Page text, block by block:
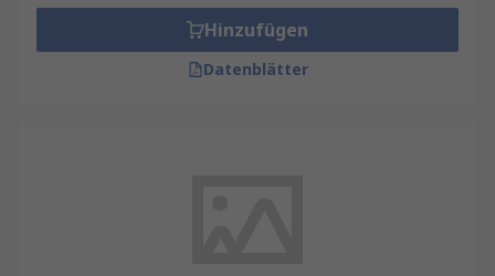
Hinzufügen
Datenblätter